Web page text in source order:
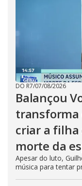
DO R7/07/08/2026
Balançou
transforma
criar a filha
morte da
Apesar do luto,
música para tentar